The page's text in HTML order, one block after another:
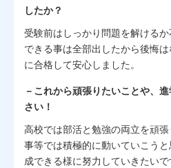
したか？
受験前はしっかり問題を解ける
できる事は全部出したから後悔
に合格して安心しました。
－これから頑張りたいことや、
さい！
高校では部活と勉強の両立を頑
事等では積極的に動いていこう
成できる様に努力していきたいで